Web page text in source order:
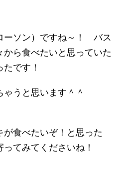
ーソン）ですね～！ バス
ら食べたいと思っていた
です！
うと思います＾＾
食べたいぞ！と思った
てみてくださいね！